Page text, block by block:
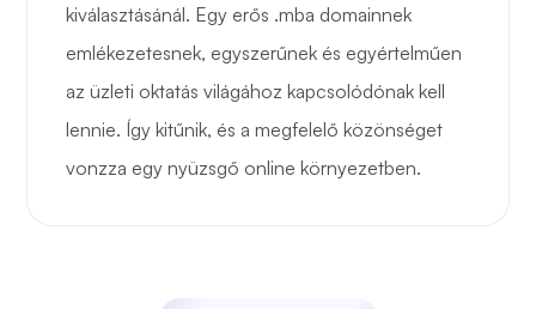
kiválasztásánál. Egy erős .mba domainnek
emlékezetesnek, egyszerűnek és egyértelműen
az üzleti oktatás világához kapcsolódónak kell
lennie. Így kitűnik, és a megfelelő közönséget
vonzza egy nyüzsgő online környezetben.